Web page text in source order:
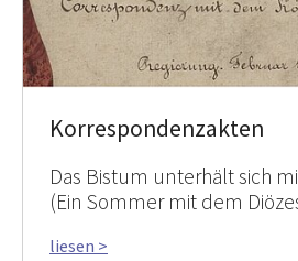
Korrespondenzakten
Das Bistum unterhält sich
(Ein Sommer mit dem
liesen >